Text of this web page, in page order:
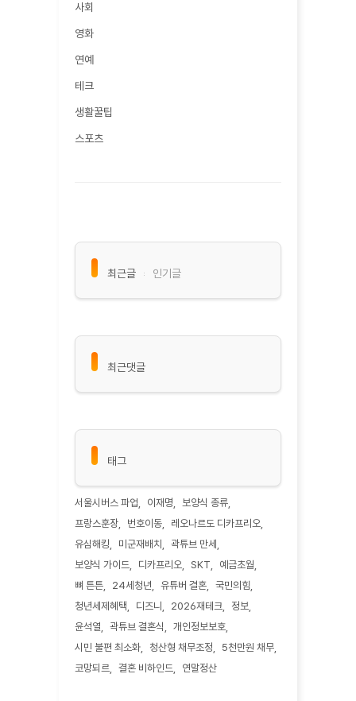
사회
영화
연예
테크
생활꿀팁
스포츠
최근글 인기글
최근댓글
태그
서울시버스 파업 이재명
보양식 종류
프랑스훈장
번호이동
레오나르도 디카프리오
유심해킹
미군재배치
곽튜브 만세
보양식 가이드
디카프리오 SKT
예금초월
뼈 튼튼
24세청년 유튜버 결혼
국민의힘
청년세제혜택
디즈니 2026재테크
정보
윤석열
곽튜브 결혼식
개인정보보호
시민 불편 최소화
청산형 채무조정
5천만원 채무
코망되르
결혼 비하인드 연말정산